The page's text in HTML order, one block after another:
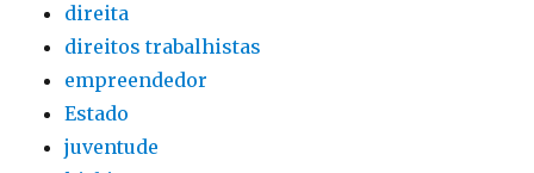
direita
direitos trabalhistas
empreendedor
Estado
juventude